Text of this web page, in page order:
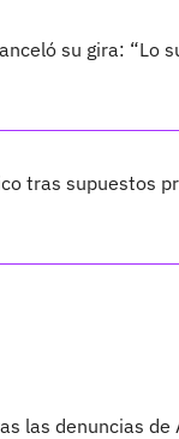
su gira: “Lo
tras supuestos
las denuncias de